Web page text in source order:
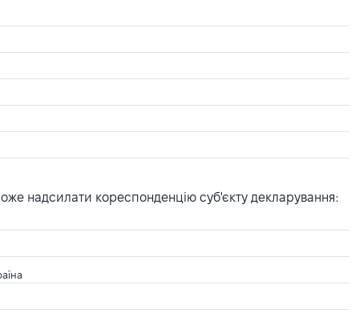
надсилати кореспонденцію суб'єкту декларування: